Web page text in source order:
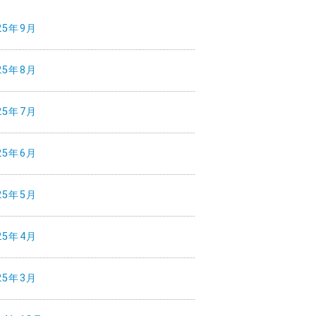
年9月
年8月
年7月
年6月
年5月
年4月
年3月